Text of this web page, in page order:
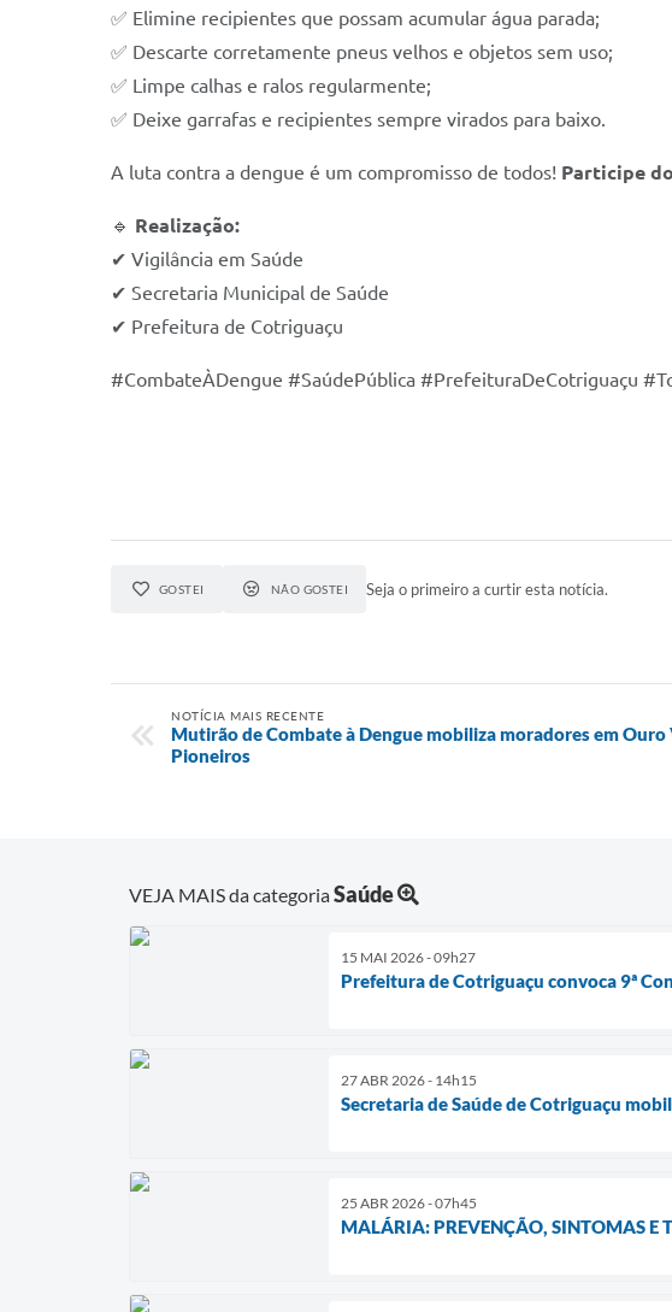
✅ Elimine recipientes que possam acumular água parada;
✅ Descarte corretamente pneus velhos e objetos sem uso;
✅ Limpe calhas e ralos regularmente;
✅ Deixe garrafas e recipientes sempre virados para baixo.
A luta contra a dengue é um compromisso de todos! Participe
🔹 Realização:
✔ Vigilância em Saúde
✔ Secretaria Municipal de Saúde
✔ Prefeitura de Cotriguaçu
#CombateÀDengue #SaúdePública #PrefeituraDeCotriguaçu
GOSTEI NÃO GOSTEI Seja o primeiro a curtir esta notícia.
NOTÍCIA MAIS RECENTE
Mutirão de Combate à Dengue mobiliza moradores em Ouro
Pioneiros
VEJA MAIS da categoriaSaúde
15 MAI 2026 - 09h27
Prefeitura de Cotriguaçu convoca 9ª
27 ABR 2026 - 14h15
Secretaria de Saúde de Cotriguaçu
25 ABR 2026 - 07h45
MALÁRIA: PREVENÇÃO, SINTOMAS E